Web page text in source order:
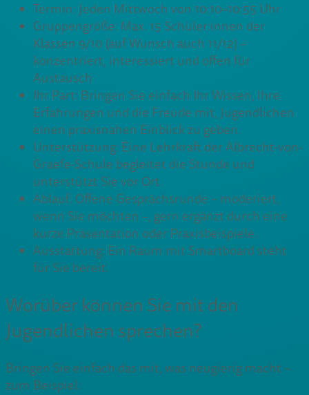
Termin: Jeden Mittwoch von 10:10–10:55 Uhr
Gruppengröße: Max. 15 Schüler:innen der
Klassen 9/10 (auf Wunsch auch 11/12) –
konzentriert, interessiert und offen für
Austausch
Ihr Part: Bringen Sie einfach Ihr Wissen, Ihre
Erfahrungen und die Freude mit, Jugendlichen
einen praxisnahen Einblick zu geben.
Unterstützung: Eine Lehrkraft der Albrecht-von-
Graefe-Schule begleitet die Stunde und
unterstützt Sie vor Ort.
Ablauf: Offene Gesprächsrunde – moderiert,
wenn Sie möchten –, gern ergänzt durch eine
kurze Präsentation oder Praxisbeispiele.
Ausstattung: Ein Raum mit Smartboard steht
für Sie bereit.
Worüber können Sie mit den
Jugendlichen sprechen?
Bringen Sie einfach das mit, was neugierig macht –
zum Beispiel: